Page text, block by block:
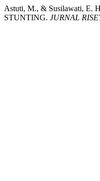
Astuti, M., & Susilawati,
STUNTING. JURNAL